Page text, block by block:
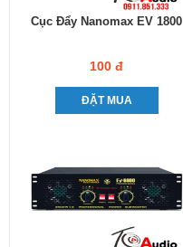
Cục Đẩy Nanomax EV 1800
100 đ
ĐẶT MUA